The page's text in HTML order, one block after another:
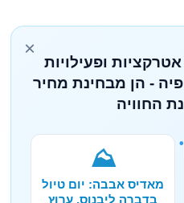
×
ופעילויות
- הן מבחינת מחיר
החוויה
⛰️
מאדיס אבבה: יום טיול
בדברה ליבנוס, ערוץ